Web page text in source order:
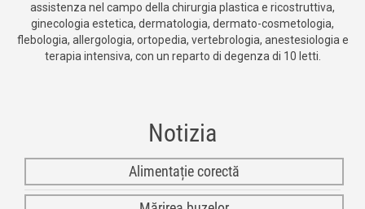
assistenza nel campo della chirurgia plastica e ricostruttiva,
ginecologia estetica, dermatologia, dermato-cosmetologia,
flebologia, allergologia, ortopedia, vertebrologia, anestesiologia e
terapia intensiva, con un reparto di degenza di 10 letti.
Notizia
Alimentație corectă